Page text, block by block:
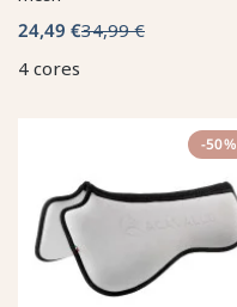
24,49 €34,99 €
4 cores
-50%